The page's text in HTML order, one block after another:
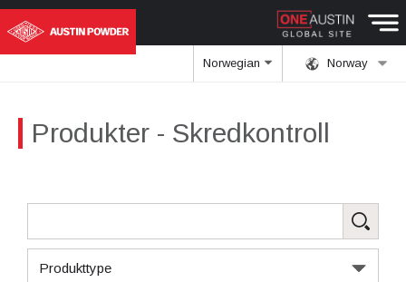
Norway
Norwegian
Produkter - Skredkontroll
Produkttype